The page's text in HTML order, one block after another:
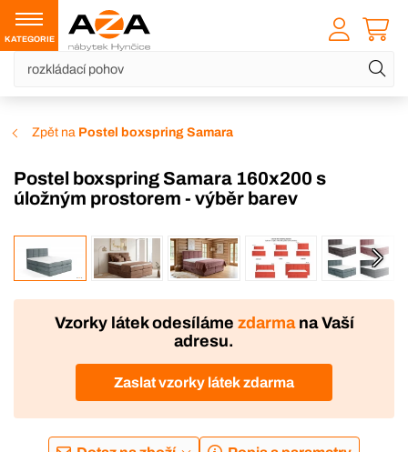
KATEGORIE
Zpět na Postel boxspring Samara
Postel boxspring Samara 160x200 s
úložným prostorem - výběr barev
VÝROBA
Vzorky látek odesíláme zdarmana Vaší
adresu.
Zaslat vzorky látek zdarma